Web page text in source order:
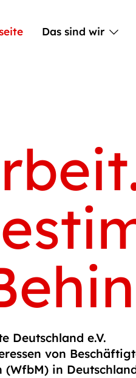
Das sind wir
Deutschland e.V.
von
(WfbM) in